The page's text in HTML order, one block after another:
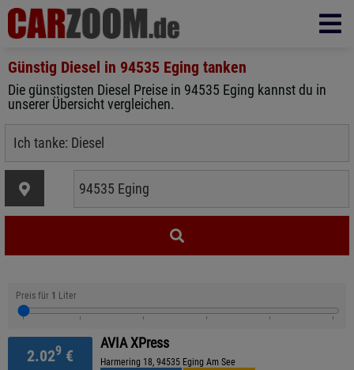
Günstig Diesel in 94535 Eging tanken
Die günstigsten Diesel Preise in 94535 Eging kannst du in
unserer Übersicht vergleichen.
Preis für 1 Liter
2.029 €
AVIA XPress
Harmering 18, 94535 Eging Am See